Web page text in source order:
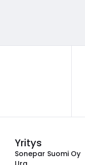
Yritys
Sonepar Suomi Oy